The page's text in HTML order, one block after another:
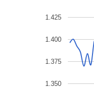
1.350
1.375
1.400
1.425